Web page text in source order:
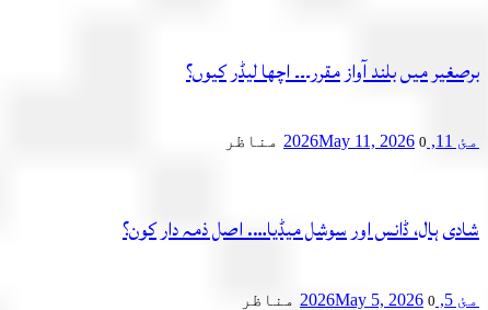
برصغیر میں بلند آواز مقرر۔۔۔ اچھا لیڈر کیوں؟
مئ 11, 2026 May 11, 2026 0 مناظر
شادی ہال، ڈانس اور سوشل میڈیا…. اصل ذمہ دار کون؟
مئ 5, 2026 May 5, 2026 0 مناظر